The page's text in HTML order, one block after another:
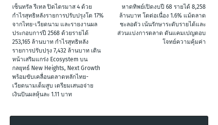
หาดทิพย์เปิดงบปี 68 รายได้ 8,258
ล้านบาท โตต่อเนื่อง 1.6% แม้ตลาด
ชะลอตัว เน้นรักษาระดับรายได้และ
ส่วนแบ่งการตลาด ดันแคมเปญตอบ
โจทย์ความคุ้มค่า
เซ็นทรัล รีเทล ปิดไตรมาส 4 ด้วย
กำไรสุทธิหลังรายการปรับปรุงโต 17%
จากไทย-เวียดนาม และรายงานผล
ประกอบการปี 2568 ด้วยรายได้
253,165 ล้านบาท กำไรสุทธิหลัง
รายการปรับปรุง 7,432 ล้านบาท เดิน
หน้าเสริมแกร่ง Ecosystem บน
กลยุทธ์ New Heights, Next Growth
พร้อมขับเคลื่อนตลาดหลักไทย-
เวียดนามเต็มสูบ เตรียมเสนอจ่าย
เงินปันผลหุ้นละ 1.11 บาท